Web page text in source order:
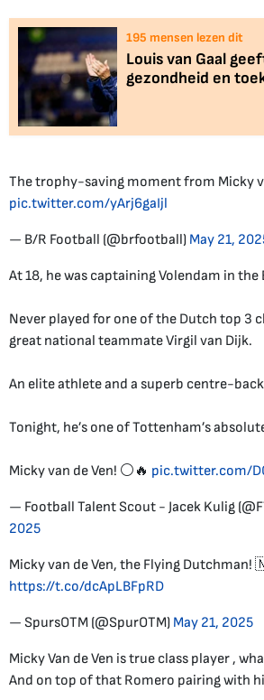
195 mensen lezen dit
Louis van Gaal
gezondheid en
The trophy-saving moment from Micky
pic.twitter.com/yArj6gaIjl
— B/R Football (@brfootball) May 21,
At 18, he was captaining Volendam in the
Never played for one of the Dutch top 3
great national teammate Virgil van Dijk.
An elite athlete and a superb centre-
Tonight, he’s one of Tottenham’s
Micky van de Ven! ⚪🔥 pic.twitter.com/
— Football Talent Scout - Jacek Kulig
2025
Micky van de Ven, the Flying
https://t.co/dcApLBFpRD
— SpursOTM (@SpurOTM) May 21, 2025
Micky Van de Ven is true class player ,
And on top of that Romero pairing with